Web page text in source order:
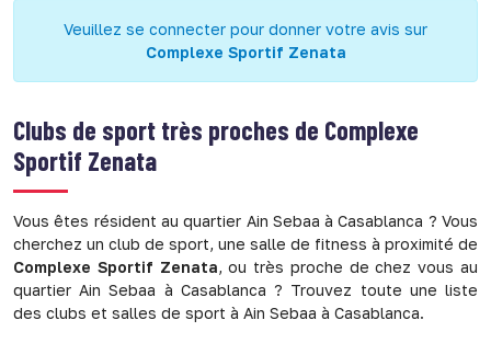
Veuillez se connecter pour donner votre avis sur
Complexe Sportif Zenata
Clubs de sport très proches de Complexe
Sportif Zenata
Vous êtes résident au quartier Ain Sebaa à Casablanca ? Vous
cherchez un club de sport, une salle de fitness à proximité de
Complexe Sportif Zenata, ou très proche de chez vous au
quartier Ain Sebaa à Casablanca ? Trouvez toute une liste
des clubs et salles de sport à Ain Sebaa à Casablanca.